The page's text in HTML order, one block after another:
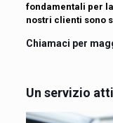
fondamentali per
nostri clienti sono
Chiamaci per
Un servizio